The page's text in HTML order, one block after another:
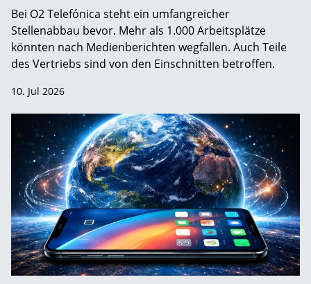
Bei O2 Telefónica steht ein umfangreicher
Stellenabbau bevor. Mehr als 1.000 Arbeitsplätze
könnten nach Medienberichten wegfallen. Auch Teile
des Vertriebs sind von den Einschnitten betroffen.
10. Jul 2026